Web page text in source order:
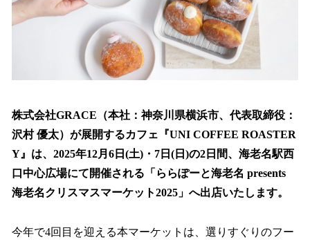
で
株式会社GRACE（本社：神奈川県横浜市、代表取締役：
沢村 優太）が展開するカフェ『UNI COFFEE ROASTER
Y』は、2025年12月6日(土)・7日(日)の2日間、海老名駅西
口中心広場にて開催される「ららぽーと海老名 presents
海老名クリスマスマーケット2025」へ出店いたします。
今年で4回目を迎える本マーケットは、選りすぐりのフー